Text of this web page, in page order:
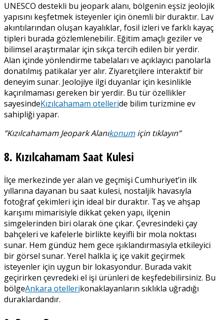
UNESCO destekli bu jeopark alanı, bölgenin eşsiz jeolojik
yapısını keşfetmek isteyenler için önemli bir duraktır. Lav
akıntılarından oluşan kayalıklar, fosil izleri ve farklı kayaç
tipleri burada gözlemlenebilir. Eğitim amaçlı geziler ve
bilimsel araştırmalar için sıkça tercih edilen bir yerdir.
Alan içinde yönlendirme tabelaları ve açıklayıcı panolarla
donatılmış patikalar yer alır. Ziyaretçilere interaktif bir
deneyim sunar. Jeolojiye ilgi duyanlar için kesinlikle
kaçırılmaması gereken bir yerdir. Bu tür özellikler
sayesindeKızılcahamam otelleride bilim turizmine ev
sahipliği yapar.
”Kızılcahamam Jeopark Alanıkonum için tıklayın”
8. Kızılcahamam Saat Kulesi
İlçe merkezinde yer alan ve geçmişi Cumhuriyet’in ilk
yıllarına dayanan bu saat kulesi, nostaljik havasıyla
fotoğraf çekimleri için ideal bir duraktır. Taş ve ahşap
karışımı mimarisiyle dikkat çeken yapı, ilçenin
simgelerinden biri olarak öne çıkar. Çevresindeki çay
bahçeleri ve kafelerle birlikte keyifli bir mola noktası
sunar. Hem gündüz hem gece ışıklandırmasıyla etkileyici
bir görsel sunar. Yerel halkla iç içe vakit geçirmek
isteyenler için uygun bir lokasyondur. Burada vakit
geçirirken çevredeki el işi ürünleri de keşfedebilirsiniz. Bu
bölgeAnkara otellerikonaklayanların sıklıkla uğradığı
duraklardandır.